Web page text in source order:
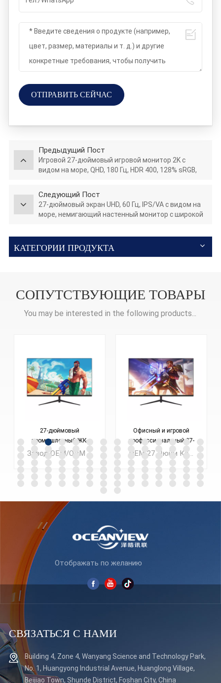
ОТПРАВИТЬ СЕЙЧАС
Предыдущий Пост
Игровой 27-дюймовый игровой монитор 2K с
видом на море, QHD, 180 Гц, HDR 400, 128% sRGB,
Следующий Пост
27-дюймовый экран UHD, 60 Гц, IPS/VA с видом на
море, немигающий настенный монитор с широкой
КАТЕГОРИИ ПРОДУКТА
СОПУТСТВУЮЩИЕ ТОВАРЫ
You may be interested in the following products...
27-дюймовый
промышленный ЖК-
дисплей для улицы
K270F165
Завод OEM/ODM 27-дюймовый светодиодный ЖК-дисплей для компьютера, офисного ПК с разрешением Full HD Мониторы для бизнеса САПР ноутбуков
УЗНАТЬ
Офисный и игровой
профессиональный 27-
дюймовый монитор
K270F240
OEM 27 Дюйм Компьютер со светодиодным ЖК-дисплеем Монитор 1080P 2K Lolgo, индивидуальный заказ с небольшим минимальным объемом заказа
УЗНАТЬ
Отображать по желанию
СВЯЗАТЬСЯ С НАМИ
Building 4, Zone 4, Wanyang Science and Technology Park,
No. 1, Huangyong Industrial Avenue, Huanglong Village,
Beijiao Town, Shunde District, Foshan City, China